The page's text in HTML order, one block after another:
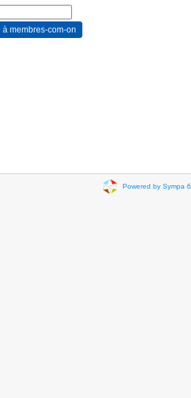
Powered by Sympa